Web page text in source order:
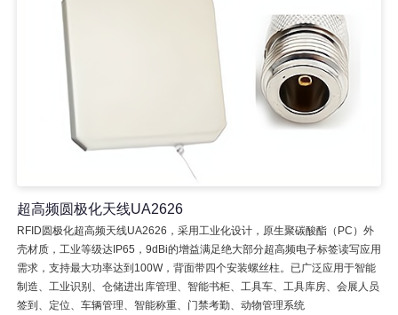
超高频圆极化天线UA2626
RFID圆极化超高频天线UA2626，采用工业化设计，原生聚碳酸酯（PC）外
壳材质，工业等级达IP65，9dBi的增益满足绝大部分超高频电子标签读写应用
需求，支持最大功率达到100W，背面带四个安装螺丝柱。已广泛应用于智能
制造、工业识别、仓储进出库管理、智能书柜、工具车、工具库房、会展人员
签到、定位、车辆管理、智能称重、门禁考勤、动物管理系统